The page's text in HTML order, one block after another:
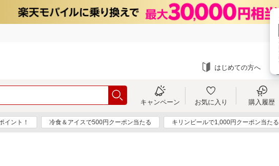
はじめての方へ
キャンペーン お気に入り 購入履歴
イント！ 冷食＆アイスで500円クーポン当たる キリンビールで1,000円クーポン当たる